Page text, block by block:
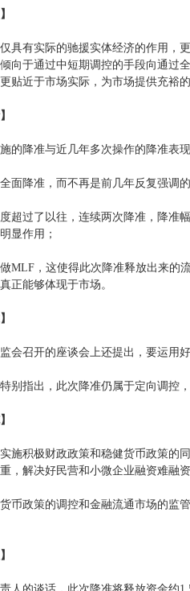
有实际的驰援实体经济的作用，更
向于通过中短期调控的手段向通过
贴近于市场实际，为市场提供充裕
降准与近几年多次操作的降准表现
降准，而不再是前几年反复强调的
过了以往，连续两次降准，降准幅
显作用；
，这使得此次降准释放出来的流
正能够体现于市场。
召开的座谈会上还提出，要运用好
指出，此次降准仍属于定向调控，
积极财政政策和稳健货币政策的同
，解决好民营和小微企业融资难融资
政策的调控和金融流通市场的监管